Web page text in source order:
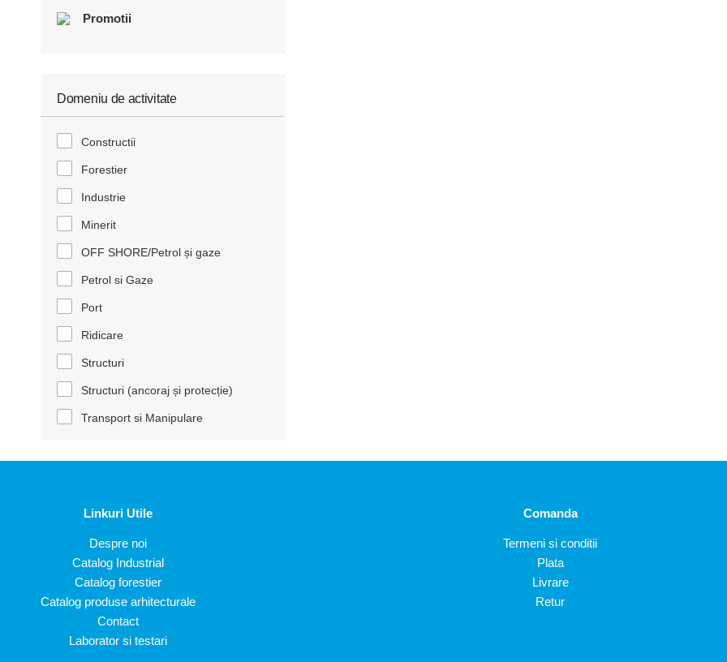
Promotii
Domeniu de activitate
Constructii
Forestier
Industrie
Minerit
OFF SHORE/Petrol și gaze
Petrol si Gaze
Port
Ridicare
Structuri
Structuri (ancoraj și protecție)
Transport si Manipulare
Linkuri Utile
Despre noi
Catalog Industrial
Catalog forestier
Catalog produse arhitecturale
Contact
Laborator si testari
Comanda
Termeni si conditii
Plata
Livrare
Retur